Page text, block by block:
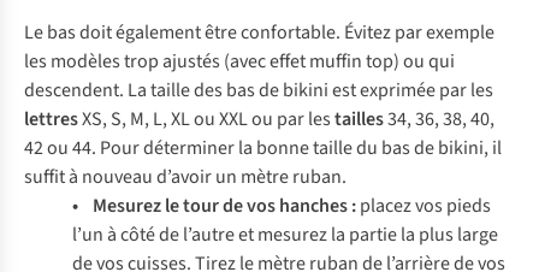
Le bas doit également être confortable. Évitez par exemple
les modèles trop ajustés (avec effet muffin top) ou qui
descendent. La taille des bas de bikini est exprimée par les
lettresXS, S, M, L, XL ou XXL ou par lestailles34, 36, 38, 40,
42 ou 44. Pour déterminer la bonne taille du bas de bikini, il
suffit à nouveau d’avoir un mètre ruban.
• Mesurez le tour de vos hanches :placez vos pieds
l’un à côté de l’autre et mesurez la partie la plus large
de vos cuisses. Tirez le mètre ruban de l’arrière de vos